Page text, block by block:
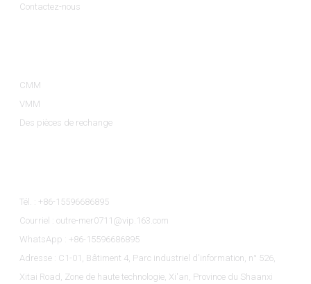
Contactez-nous
CMM
VMM
Des pièces de rechange
Tél. : +86-15596686895
Courriel : outre-mer0711@vip.163.com
WhatsApp : +86-15596686895
Adresse : C1-01, Bâtiment 4, Parc industriel d'information, n° 526,
Xitai Road, Zone de haute technologie, Xi'an, Province du Shaanxi